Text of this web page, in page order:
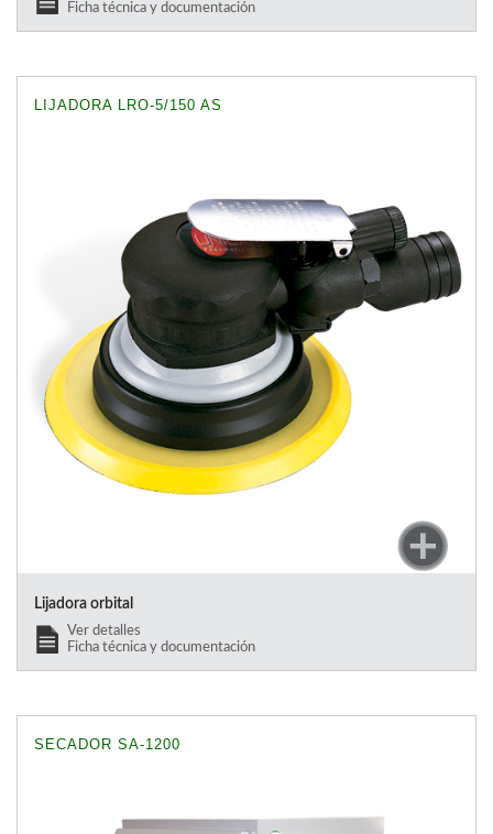
Ficha técnica y documentación
LIJADORA LRO-5/150 AS
Lijadora orbital
Ver detalles
Ficha técnica y documentación
SECADOR SA-1200